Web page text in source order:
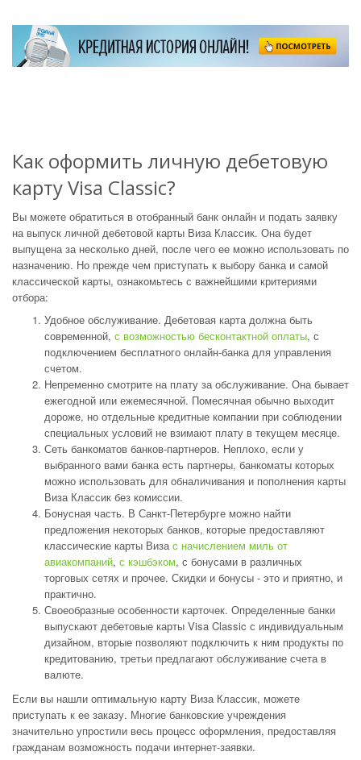
Как оформить личную дебетовую
карту Visa Classic?
Вы можете обратиться в отобранный банк онлайн и подать заявку
на выпуск личной дебетовой карты Виза Классик. Она будет
выпущена за несколько дней, после чего ее можно использовать по
назначению. Но прежде чем приступать к выбору банка и самой
классической карты, ознакомьтесь с важнейшими критериями
отбора:
Удобное обслуживание. Дебетовая карта должна быть
современной, с возможностью бесконтактной оплаты, с
подключением бесплатного онлайн-банка для управления
счетом.
Непременно смотрите на плату за обслуживание. Она бывает
ежегодной или ежемесячной. Помесячная обычно выходит
дороже, но отдельные кредитные компании при соблюдении
специальных условий не взимают плату в текущем месяце.
Сеть банкоматов банков-партнеров. Неплохо, если у
выбранного вами банка есть партнеры, банкоматы которых
можно использовать для обналичивания и пополнения карты
Виза Классик без комиссии.
Бонусная часть. В Санкт-Петербурге можно найти
предложения некоторых банков, которые предоставляют
классические карты Виза с начислением миль от
авиакомпаний, с кэшбэком, с бонусами в различных
торговых сетях и прочее. Скидки и бонусы - это и приятно, и
практично.
Своеобразные особенности карточек. Определенные банки
выпускают дебетовые карты Visa Classic с индивидуальным
дизайном, вторые позволяют подключить к ним продукты по
кредитованию, третьи предлагают обслуживание счета в
валюте.
Если вы нашли оптимальную карту Виза Классик, можете
приступать к ее заказу. Многие банковские учреждения
значительно упростили весь процесс оформления, предоставляя
гражданам возможность подачи интернет-заявки.